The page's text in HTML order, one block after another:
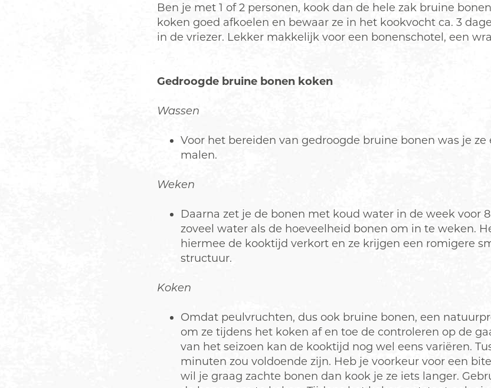
Ben je met 1 of 2 personen, kook dan de hele zak bruine
koken goed afkoelen en bewaar ze in het kookvocht ca. 3
in de vriezer. Lekker makkelijk voor een bonenschotel, een
Gedroogde bruine bonen koken
Wassen
Voor het bereiden van gedroogde bruine bonen was je
malen.
Weken
Daarna zet je de bonen met koud water in de week voor
zoveel water als de hoeveelheid bonen om in te weken.
hiermee de kooktijd verkort en ze krijgen een romigere
structuur.
Koken
Omdat peulvruchten, dus ook bruine bonen, een
om ze tijdens het koken af en toe de controleren op de
van het seizoen kan de kooktijd nog wel eens variëren.
minuten zou voldoende zijn. Heb je voorkeur voor een
wil je graag zachte bonen dan kook je ze iets langer.